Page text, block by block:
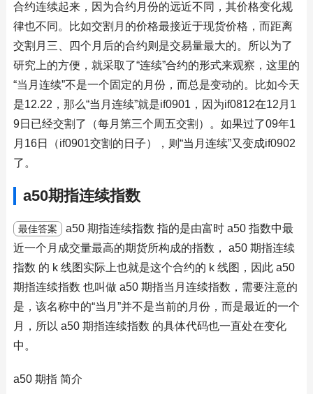
合约连续起来，因为合约月份的远近不同，其价格变化规
律也不同。比如交割月的价格最接近于现货价格，而距离
交割月三、四个月后的合约则是交易量最大的。所以为了
研究上的方便，就采取了“连续”合约的形式来观察，这里的
“当月连续”不是一个固定的月份，而总是变动的。比如今天
是12.22，那么“当月连续”就是if0901，因为if0812在12月1
9日已经交割了（每月第三个周五交割）。如果过了09年1
月16日（if0901交割的日子），则“当月连续”又变成if0902
了。
a50期指连续指数
最佳答案
a50 期指连续指数 指的是由富时 a50 指数中最
近一个月成交量最高的期货所构成的指数， a50 期指连续
指数 的 k 线图实际上也就是这个合约的 k 线图，因此 a50
期指连续指数 也叫做 a50 期指当月连续指数，需要注意的
是，该名称中的“当月”并不是当前的月份，而是最近的一个
月，所以 a50 期指连续指数 的具体代码也一直处在变化
中。
a50 期指 简介